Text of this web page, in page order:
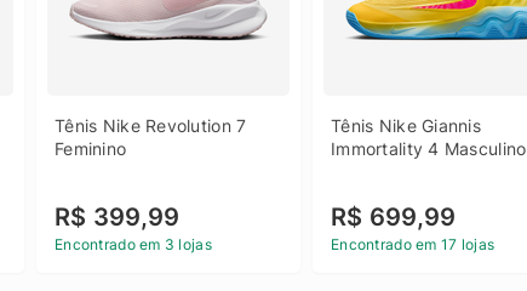
Tênis Nike Revolution 7
Feminino
R$ 399,99
Encontrado em 3 lojas
Tênis Nike Giannis
Immortality 4 Masculino
R$ 699,99
Encontrado em 17 lojas